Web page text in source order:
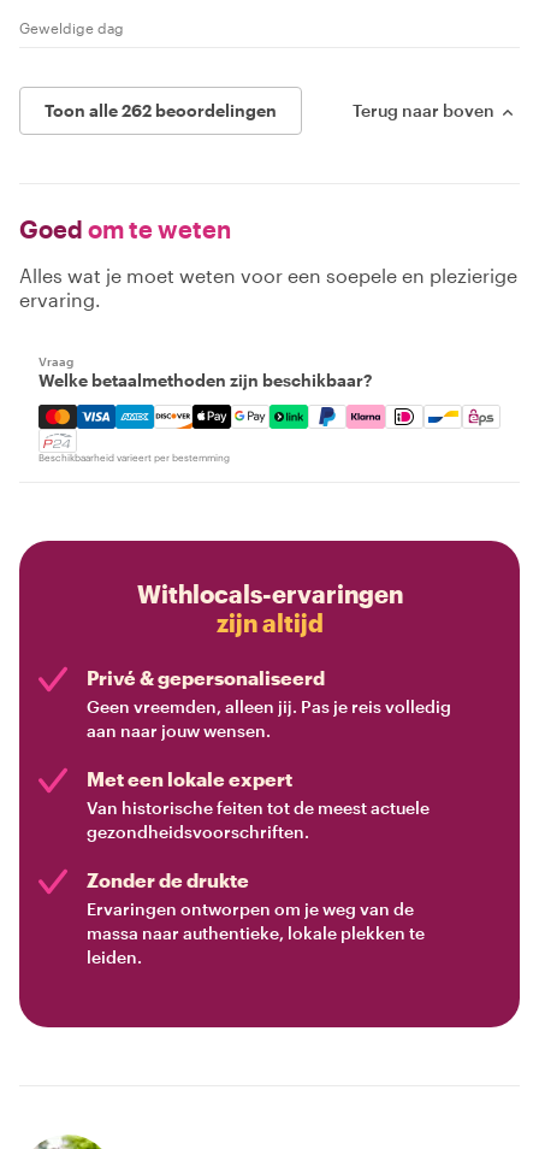
Geweldige dag
Toon alle 262 beoordelingen Terug naar boven
Goed om te weten
Alles wat je moet weten voor een soepele en plezierige
ervaring.
Vraag
Welke betaalmethoden zijn beschikbaar?
Mastercard, Visa, Amex, Discover, Apple Pay, Google
Beschikbaarheid varieert per bestemming
Withlocals-ervaringen
zijn altijd
Privé & gepersonaliseerd
Geen vreemden, alleen jij. Pas je reis volledig
aan naar jouw wensen.
Met een lokale expert
Van historische feiten tot de meest actuele
gezondheidsvoorschriften.
Zonder de drukte
Ervaringen ontworpen om je weg van de
massa naar authentieke, lokale plekken te
leiden.